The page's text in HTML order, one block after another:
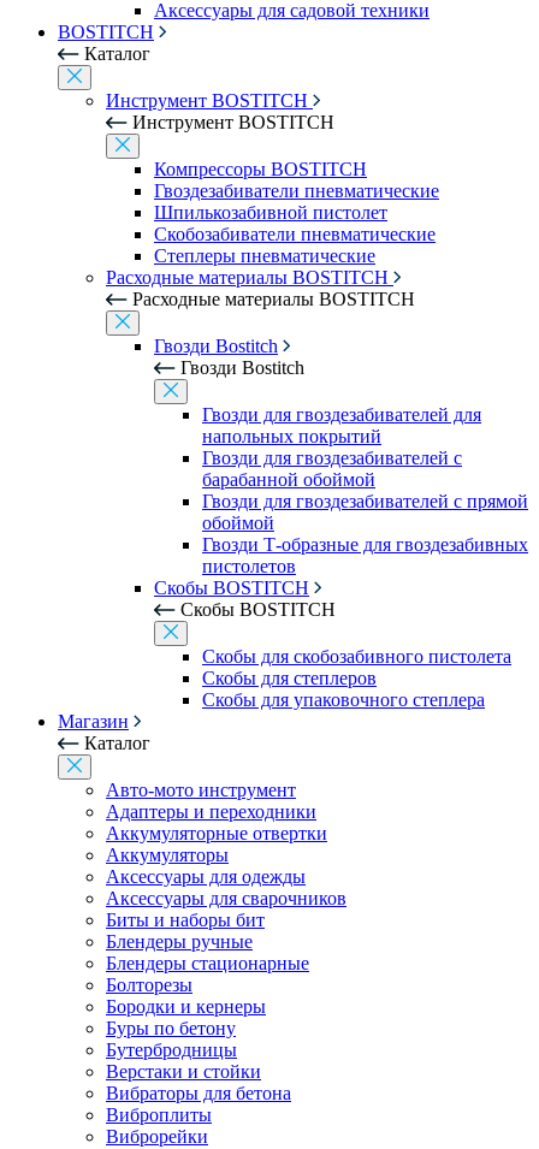
Аксессуары для садовой техники
BOSTITCH
Каталог
Инструмент BOSTITCH
Инструмент BOSTITCH
Компрессоры BOSTITCH
Гвоздезабиватели пневматические
Шпилькозабивной пистолет
Скобозабиватели пневматические
Степлеры пневматические
Расходные материалы BOSTITCH
Расходные материалы BOSTITCH
Гвозди Bostitch
Гвозди Bostitch
Гвозди для гвоздезабивателей для
напольных покрытий
Гвозди для гвоздезабивателей с
барабанной обоймой
Гвозди для гвоздезабивателей с прямой
обоймой
Гвозди Т-образные для гвоздезабивных
пистолетов
Скобы BOSTITCH
Скобы BOSTITCH
Скобы для скобозабивного пистолета
Скобы для степлеров
Скобы для упаковочного степлера
Магазин
Каталог
Авто-мото инструмент
Адаптеры и переходники
Аккумуляторные отвертки
Аккумуляторы
Аксессуары для одежды
Аксессуары для сварочников
Биты и наборы бит
Блендеры ручные
Блендеры стационарные
Болторезы
Бородки и кернеры
Буры по бетону
Бутербродницы
Верстаки и стойки
Вибраторы для бетона
Виброплиты
Виброрейки